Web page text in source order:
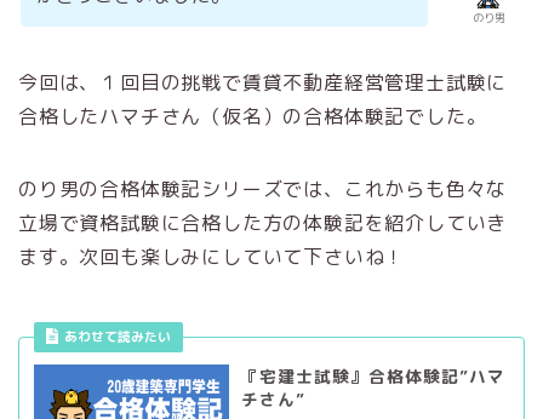
のり男
今回は、１回目の挑戦で賃貸不動産経営管理士試験に
合格したハマチさん（仮名）の合格体験記でした。
のり男の合格体験記シリーズでは、これからも色々な
立場で資格試験に合格した方の体験記を紹介していき
ます。次回も楽しみにしていて下さいね！
あわせて読みたい
『宅建士試験』合格体験記”ハマ
チさん”